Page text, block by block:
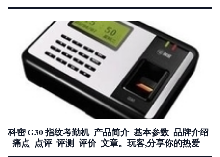
科密 G30 指纹考勤机_产品简介_基本参数_品牌介绍
_痛点_点评_评测_评价_文章。玩客,分享你的热爱